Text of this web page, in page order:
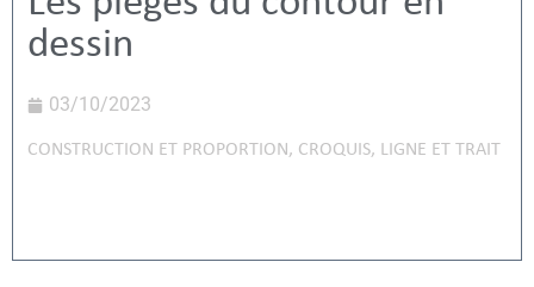
dessin
03/10/2023
CONSTRUCTION ET PROPORTION, CROQUIS, LIGNE ET TRAIT